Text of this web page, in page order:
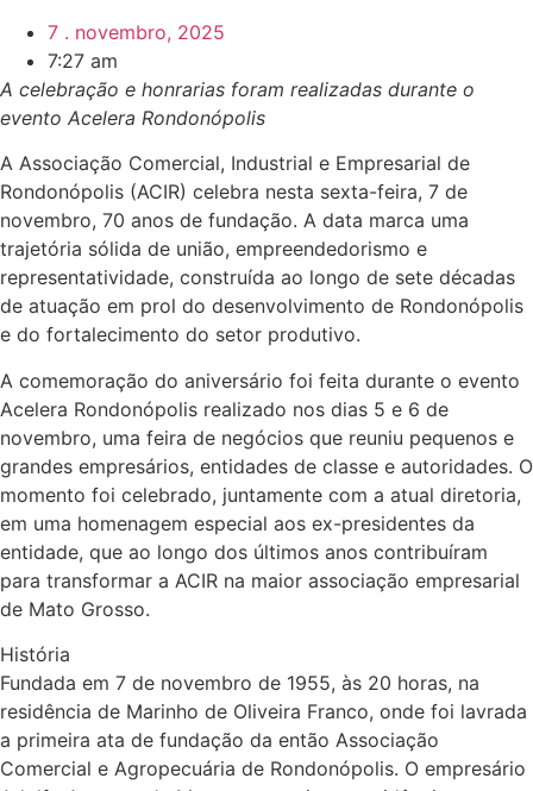
7 . novembro, 2025
7:27 am
A celebração e honrarias foram realizadas durante o
evento Acelera Rondonópolis
A Associação Comercial, Industrial e Empresarial de
Rondonópolis (ACIR) celebra nesta sexta-feira, 7 de
novembro, 70 anos de fundação. A data marca uma
trajetória sólida de união, empreendedorismo e
representatividade, construída ao longo de sete décadas
de atuação em prol do desenvolvimento de Rondonópolis
e do fortalecimento do setor produtivo.
A comemoração do aniversário foi feita durante o evento
Acelera Rondonópolis realizado nos dias 5 e 6 de
novembro, uma feira de negócios que reuniu pequenos e
grandes empresários, entidades de classe e autoridades. O
momento foi celebrado, juntamente com a atual diretoria,
em uma homenagem especial aos ex-presidentes da
entidade, que ao longo dos últimos anos contribuíram
para transformar a ACIR na maior associação empresarial
de Mato Grosso.
História
Fundada em 7 de novembro de 1955, às 20 horas, na
residência de Marinho de Oliveira Franco, onde foi lavrada
a primeira ata de fundação da então Associação
Comercial e Agropecuária de Rondonópolis. O empresário